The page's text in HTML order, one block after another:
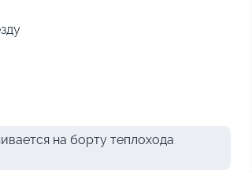
на борту теплохода